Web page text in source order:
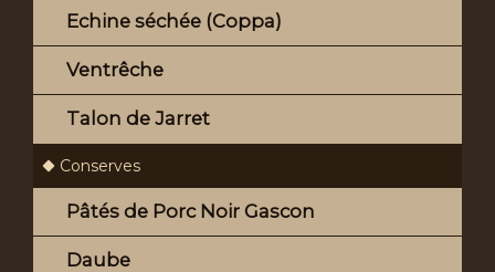
Echine séchée (Coppa)
Ventrêche
Talon de Jarret
Conserves
Pâtés de Porc Noir Gascon
Daube